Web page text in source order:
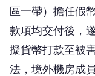
區一帶）擔任假
款項均交付後，
擬貨幣打款至被
法，境外機房成